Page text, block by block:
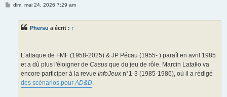
Mdim. mai 24, 2026 7:29 am
Phersu a écrit : ↑
L'attaque de FMF (1958-2025) & JP Pécau (1955- ) paraît en avril 1985
et a dû plus l'éloigner de Casus que du jeu de rôle. Marcin Latałło va
encore participer à la revue InfoJeux n°1-3 (1985-1986), où il a rédigé
des scénarios pour AD&D